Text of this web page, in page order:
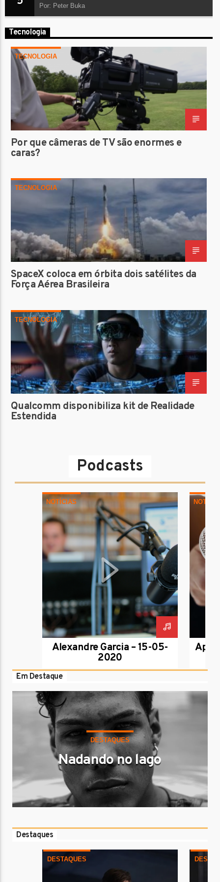
Por: Peter Buka
Tecnologia
TECNOLOGIA
Por que câmeras de TV são enormes e
caras?
TECNOLOGIA
SpaceX coloca em órbita dois satélites da
Força Aérea Brasileira
TECNOLOGIA
Qualcomm disponibiliza kit de Realidade
Estendida
Podcasts
NOTÍCIAS
Alexandre Garcia – 15-05-
2020
Em Destaque
DESTAQUES
Nadando no lago
Destaques
DESTAQUES